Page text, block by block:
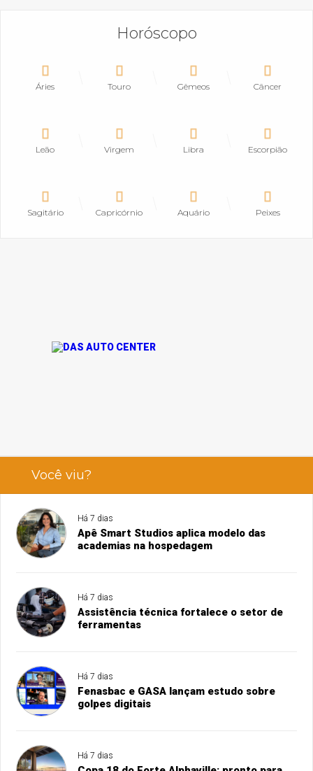
Horóscopo
Áries Touro Gêmeos Câncer
Leão Virgem Libra Escorpião
Sagitário Capricórnio Aquário Peixes
Você viu?
Há 7 dias
Apê Smart Studios aplica modelo das
academias na hospedagem
Há 7 dias
Assistência técnica fortalece o setor de
ferramentas
Há 7 dias
Fenasbac e GASA lançam estudo sobre
golpes digitais
Há 7 dias